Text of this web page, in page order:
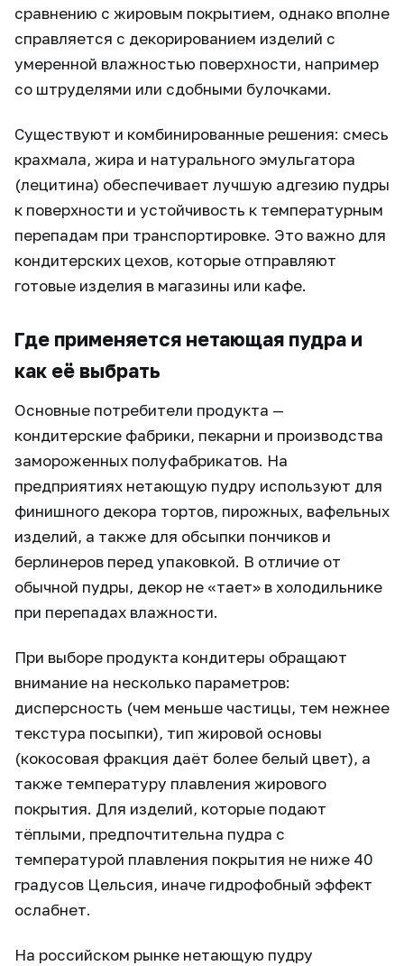
сравнению с жировым покрытием, однако вполне
справляется с декорированием изделий с
умеренной влажностью поверхности, например
со штруделями или сдобными булочками.
Существуют и комбинированные решения: смесь
крахмала, жира и натурального эмульгатора
(лецитина) обеспечивает лучшую адгезию пудры
к поверхности и устойчивость к температурным
перепадам при транспортировке. Это важно для
кондитерских цехов, которые отправляют
готовые изделия в магазины или кафе.
Где применяется нетающая пудра и
как её выбрать
Основные потребители продукта —
кондитерские фабрики, пекарни и производства
замороженных полуфабрикатов. На
предприятиях нетающую пудру используют для
финишного декора тортов, пирожных, вафельных
изделий, а также для обсыпки пончиков и
берлинеров перед упаковкой. В отличие от
обычной пудры, декор не «тает» в холодильнике
при перепадах влажности.
При выборе продукта кондитеры обращают
внимание на несколько параметров:
дисперсность (чем меньше частицы, тем нежнее
текстура посыпки), тип жировой основы
(кокосовая фракция даёт более белый цвет), а
также температуру плавления жирового
покрытия. Для изделий, которые подают
тёплыми, предпочтительна пудра с
температурой плавления покрытия не ниже 40
градусов Цельсия, иначе гидрофобный эффект
ослабнет.
На российском рынке нетающую пудру